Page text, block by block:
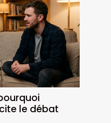
le débat